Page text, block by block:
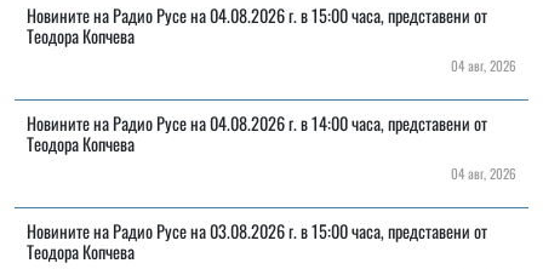
Новините на Радио Русе на 04.08.2026 г. в 15:00 часа, представени от
Теодора Копчева
04 авг, 2026
Новините на Радио Русе на 04.08.2026 г. в 14:00 часа, представени от
Теодора Копчева
04 авг, 2026
Новините на Радио Русе на 03.08.2026 г. в 15:00 часа, представени от
Теодора Копчева